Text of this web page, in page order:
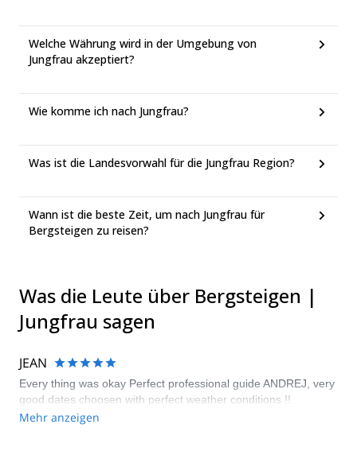
Welche Währung wird in der Umgebung von
Jungfrau akzeptiert?
Wie komme ich nach Jungfrau?
Was ist die Landesvorwahl für die Jungfrau Region?
Wann ist die beste Zeit, um nach Jungfrau für
Bergsteigen zu reisen?
Was die Leute über Bergsteigen |
Jungfrau sagen
JEAN
Every thing was okay Perfect professional guide ANDREJ, very
good dates choosen with perfect weather conditions !!
Mehr anzeigen